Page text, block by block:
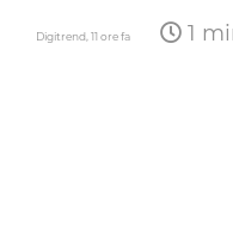
Digitrend,11 ore fa 1